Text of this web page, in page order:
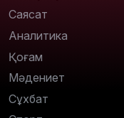
Саясат
Аналитика
Қоғам
Мәдениет
Сұхбат